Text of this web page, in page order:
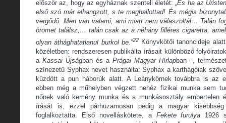
először az, hogy az egyháznak szenteli életét:„És ha az
első szó már elhangzott, s te meghallottad! És mégis
vergődő. Mert van valami, ami miatt nem válaszoltál… Talán
örömet találsz,… talán csak az a néhány filléres cigaretta,
olyan áthághatatlanul burkol be.”22 Könyvkötői tanoncideje
közéletben: rendszeresen publikálta írásait különböző
a Kassai Újságban és a Prágai Magyar Hírlapban –,
színezetű Syphax nevet használta: Syphax a karthágóiak
küzdött a pun háborúk alatt. A Leánykörnek továbbra is az
ebben még a műhelyben végzett nehéz fizikai munka sem
nőnek való kemény munka és a munkásosztály embertelen
írását is, ezzel párhuzamosan pedig a magyar
foglalkoztatta. Első novelláskötete, a Fekete furulya 1926